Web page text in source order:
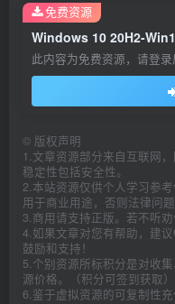
此内容为免费资源，请登录
免费资源
© 版权声明
1.文章资源部分来自互联网
稳定性包括安全性。
2.本站资源仅供个人学习参
用于商业用途，否则法律问题
3.商用请支持正版。若不听
4.如果文章对您有帮助，建
鼓励和支持！
5.个别资源所标积分是对收
源价格。（积分可签到获取）
6.鉴于虚拟资源的可复制性